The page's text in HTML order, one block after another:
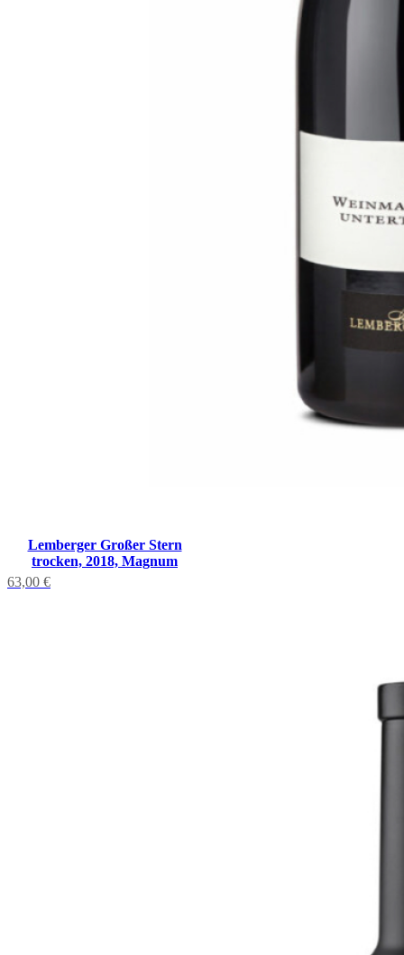
Lemberger Großer Stern
trocken, 2018, Magnum
63,00 €